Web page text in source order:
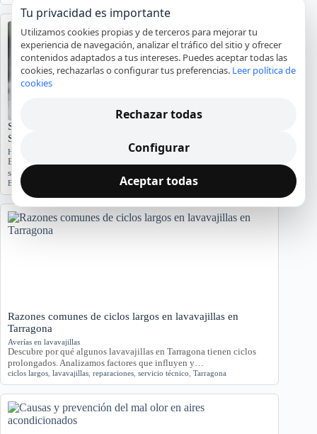
Significado del Error E01 en Hornos Teka: Causas y
Soluciones
Hornos y placas de cocina
El error E01 en hornos Teka indica problemas. Conozca sus causas y
síntomas para diagnosticar…
Error E01 reparación,servicio técnico
Razones comunes de ciclos largos en lavavajillas en
Tarragona
Averías en lavavajillas
Descubre por qué algunos lavavajillas en Tarragona tienen ciclos
prolongados. Analizamos factores que influyen y…
ciclos largos lavavajillas reparaciones servicio técnico Tarragona
Tu privacidad es importante
Utilizamos cookies propias y de terceros para mejorar tu
experiencia de navegación, analizar el tráfico del sitio y ofrecer
contenidos adaptados a tus intereses. Puedes aceptar todas las
cookies, rechazarlas o configurar tus preferencias. Leer política de
cookies
Rechazar todas
Configurar
Aceptar todas